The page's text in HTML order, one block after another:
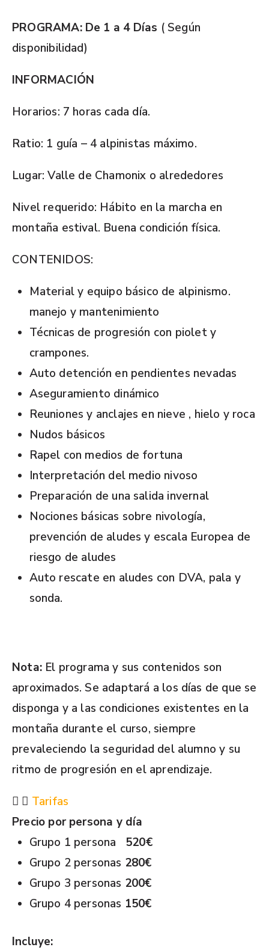
PROGRAMA: De 1 a 4 Días ( Según
disponibilidad)
INFORMACIÓN
Horarios: 7 horas cada día.
Ratio: 1 guía – 4 alpinistas máximo.
Lugar: Valle de Chamonix o alrededores
Nivel requerido: Hábito en la marcha en
montaña estival. Buena condición física.
CONTENIDOS:
Material y equipo básico de alpinismo.
manejo y mantenimiento
Técnicas de progresión con piolet y
crampones.
Auto detención en pendientes nevadas
Aseguramiento dinámico
Reuniones y anclajes en nieve , hielo y roca
Nudos básicos
Rapel con medios de fortuna
Interpretación del medio nivoso
Preparación de una salida invernal
Nociones básicas sobre nivología,
prevención de aludes y escala Europea de
riesgo de aludes
Auto rescate en aludes con DVA, pala y
sonda.
Nota:El programa y sus contenidos son
aproximados. Se adaptará a los días de que se
disponga y a las condiciones existentes en la
montaña durante el curso, siempre
prevaleciendo la seguridad del alumno y su
ritmo de progresión en el aprendizaje.
Tarifas
Precio por persona y día
Grupo 1 persona
520€
Grupo 2 personas 280€
Grupo 3 personas 200€
Grupo 4 personas 150€
Incluye: